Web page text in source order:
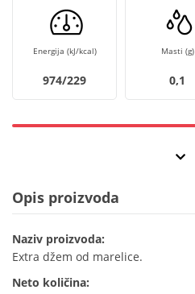
Energija (kJ/kcal)
974/229
Masti (g)
0,1
Opis proizvoda
Naziv proizvoda:
Extra džem od marelice.
Neto količina: